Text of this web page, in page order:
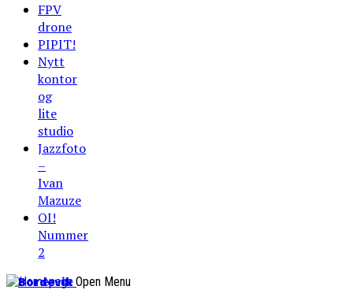
FPV
drone
PIPIT!
Nytt
kontor
og
lite
studio
Jazzfoto
–
Ivan
Mazuze
OI!
Nummer
2
Bordevik Open Menu